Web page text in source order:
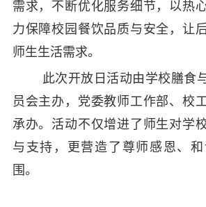
需求，不断优化服务细节，以热
力保障校园餐饮品质与安全，让
师生生活需求。
此次开放日活动由学校膳食
员会主办，党委教师工作部、校
承办。活动不仅增进了师生对学
与支持，更营造了尊师感恩、
围。